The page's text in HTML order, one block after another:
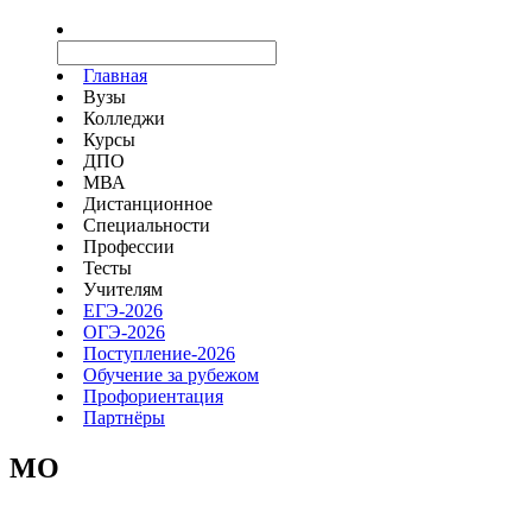
Главная
Вузы
Колледжи
Курсы
ДПО
МВА
Дистанционное
Специальности
Профессии
Тесты
Учителям
ЕГЭ-2026
ОГЭ-2026
Поступление-2026
Обучение за рубежом
Профориентация
Партнёры
MO